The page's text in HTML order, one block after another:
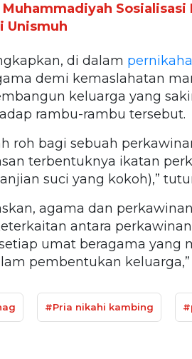
Muhammadiyah Sosialisasi
Unismuh
di dalam
demi kemaslahatan
keluarga yang
rambu-rambu tersebut.
roh bagi sebuah
terbentuknya ikatan
suci yang kokoh),”
agama dan
antara
umat beragama yang
pembentukan
#Pria nikahi kambing